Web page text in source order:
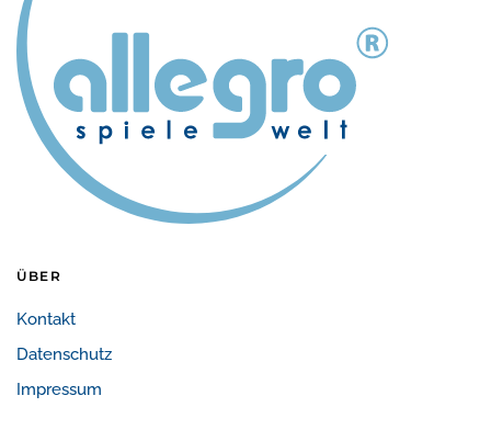
ÜBER
Kontakt
Datenschutz
Impressum